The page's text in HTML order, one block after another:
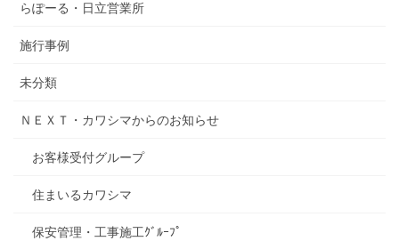
らぽーる・日立営業所
施行事例
未分類
ＮＥＸＴ・カワシマからのお知らせ
お客様受付グループ
住まいるカワシマ
保安管理・工事施工ｸﾞﾙｰﾌﾟ